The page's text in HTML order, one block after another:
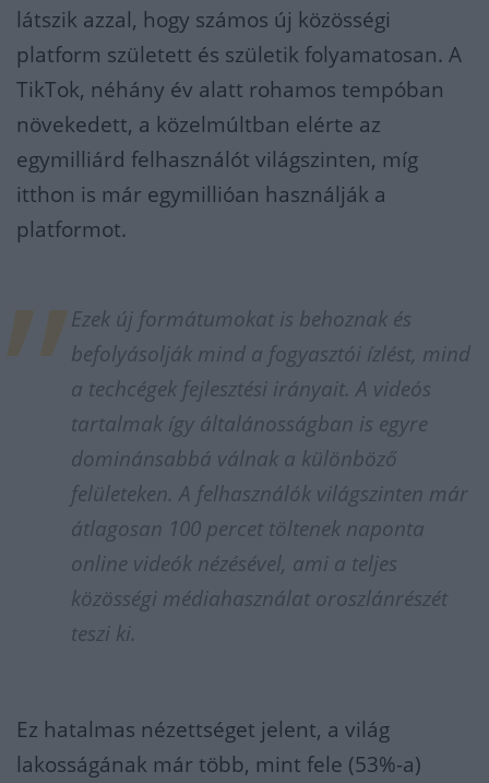
látszik azzal, hogy számos új közösségi
platform született és születik folyamatosan. A
TikTok, néhány év alatt rohamos tempóban
növekedett, a közelmúltban elérte az
egymilliárd felhasználót világszinten, míg
itthon is már egymillióan használják a
platformot.
Ezek új formátumokat is behoznak és
befolyásolják mind a fogyasztói ízlést, mind
a techcégek fejlesztési irányait. A videós
tartalmak így általánosságban is egyre
dominánsabbá válnak a különböző
felületeken. A felhasználók világszinten már
átlagosan 100 percet töltenek naponta
online videók nézésével, ami a teljes
közösségi médiahasználat oroszlánrészét
teszi ki.
Ez hatalmas nézettséget jelent, a világ
lakosságának már több, mint fele (53%-a)